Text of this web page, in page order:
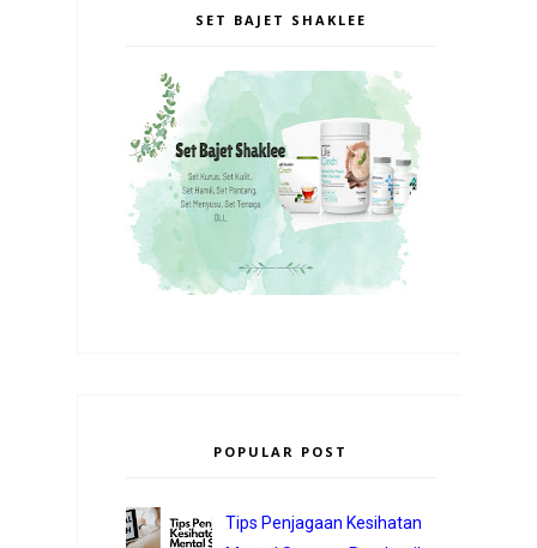
SET BAJET SHAKLEE
POPULAR POST
Tips Penjagaan Kesihatan